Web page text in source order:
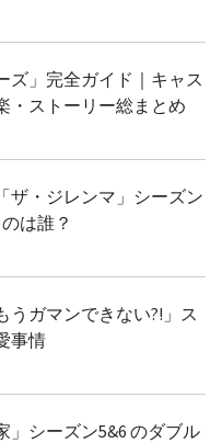
ズ」完全ガイド｜キャス
・ストーリー総まとめ
ザ・ジレンマ」シーズン
は誰？
うガマンできない?!」ス
事情
」シーズン5&6 のダブル